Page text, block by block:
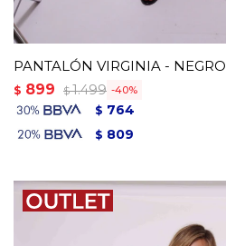
PANTALÓN VIRGINIA - NEGRO
$ 899 $ 1.499 40
$ 764
$ 809